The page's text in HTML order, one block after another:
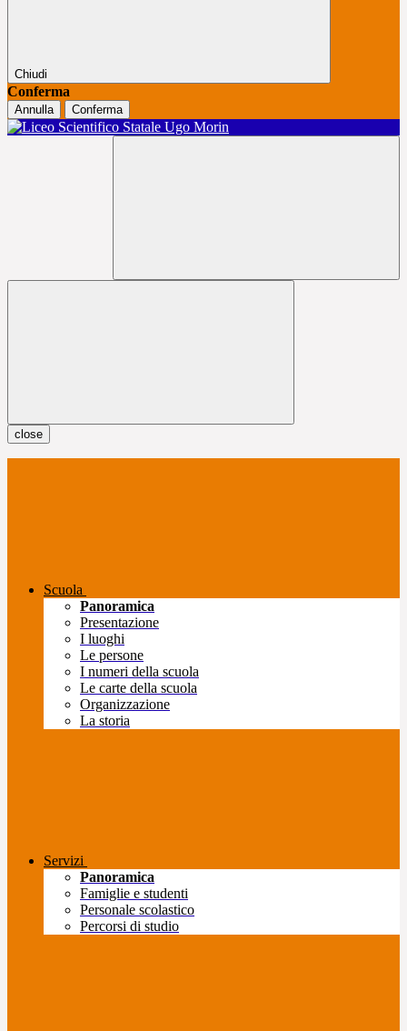
Chiudi
Conferma
Annulla Conferma
close
Scuola
Panoramica
Presentazione
I luoghi
Le persone
I numeri della scuola
Le carte della scuola
Organizzazione
La storia
Servizi
Panoramica
Famiglie e studenti
Personale scolastico
Percorsi di studio